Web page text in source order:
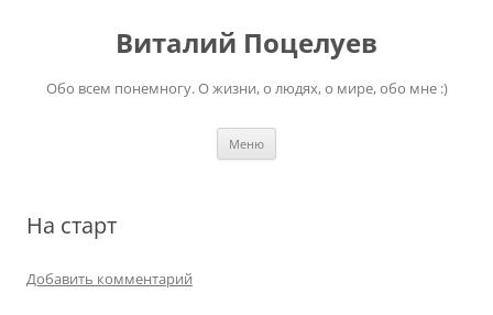
содержимомуВиталий Поцелуев
Обо всем понемногу. О жизни, о людях, о мире, обо мне :)
Меню
На старт
Добавить комментарий